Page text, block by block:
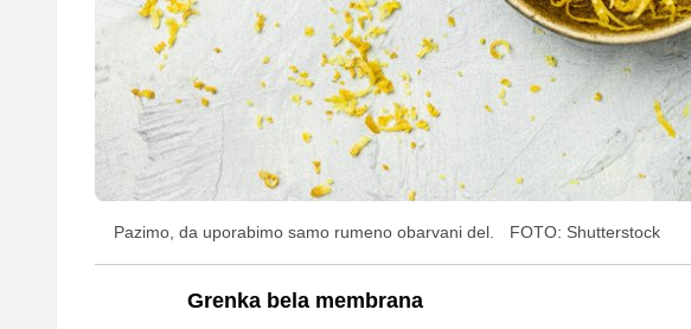
Pazimo, da uporabimo samo rumeno obarvani del. FOTO: Shutterstock
Grenka bela membrana